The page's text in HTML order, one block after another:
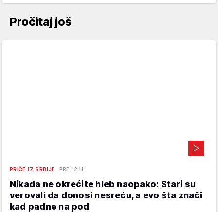
Pročitaj još
PRIČE IZ SRBIJE PRE 12 H
Nikada ne okrećite hleb naopako: Stari su
verovali da donosi nesreću, a evo šta znači
kad padne na pod